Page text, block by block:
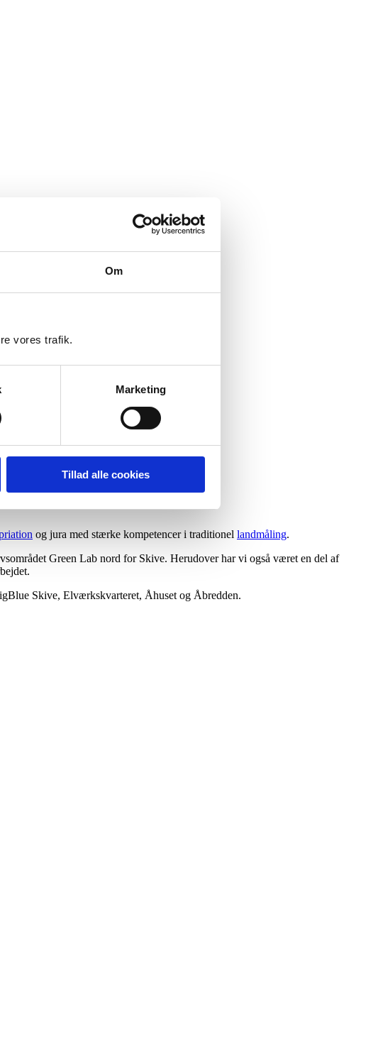
Om
vores trafik.
Marketing
Tillad alle cookies
og jura med stærke kompetencer i traditionel landmåling.
Green Lab nord for Skive. Herudover har vi også været en del af
Skive, Elværkskvarteret, Åhuset og Åbredden.